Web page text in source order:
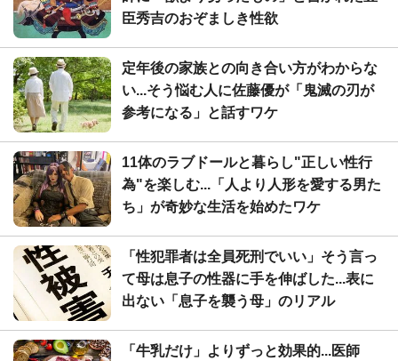
臣秀吉のおぞましき性欲
定年後の家族との向き合い方がわからな
い...そう悩む人に佐藤優が「鬼滅の刃が
参考になる」と話すワケ
11体のラブドールと暮らし"正しい性行
為"を楽しむ...「人より人形を愛する男た
ち」が奇妙な生活を始めたワケ
「性犯罪者は全員死刑でいい」そう言っ
て母は息子の性器に手を伸ばした...表に
出ない「息子を襲う母」のリアル
「牛乳だけ」よりずっと効果的...医師